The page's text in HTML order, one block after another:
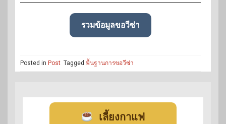
รวมข้อมูลขอวีซ่า
Posted in Post Tagged พื้นฐานการขอวีซ่า
เลี้ยงกาแฟ